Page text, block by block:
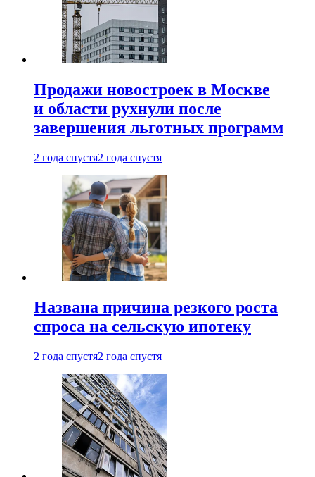
Продажи новостроек в Москве
и области рухнули после
завершения льготных программ
2 года спустя2 года спустя
Названа причина резкого роста
спроса на сельскую ипотеку
2 года спустя2 года спустя